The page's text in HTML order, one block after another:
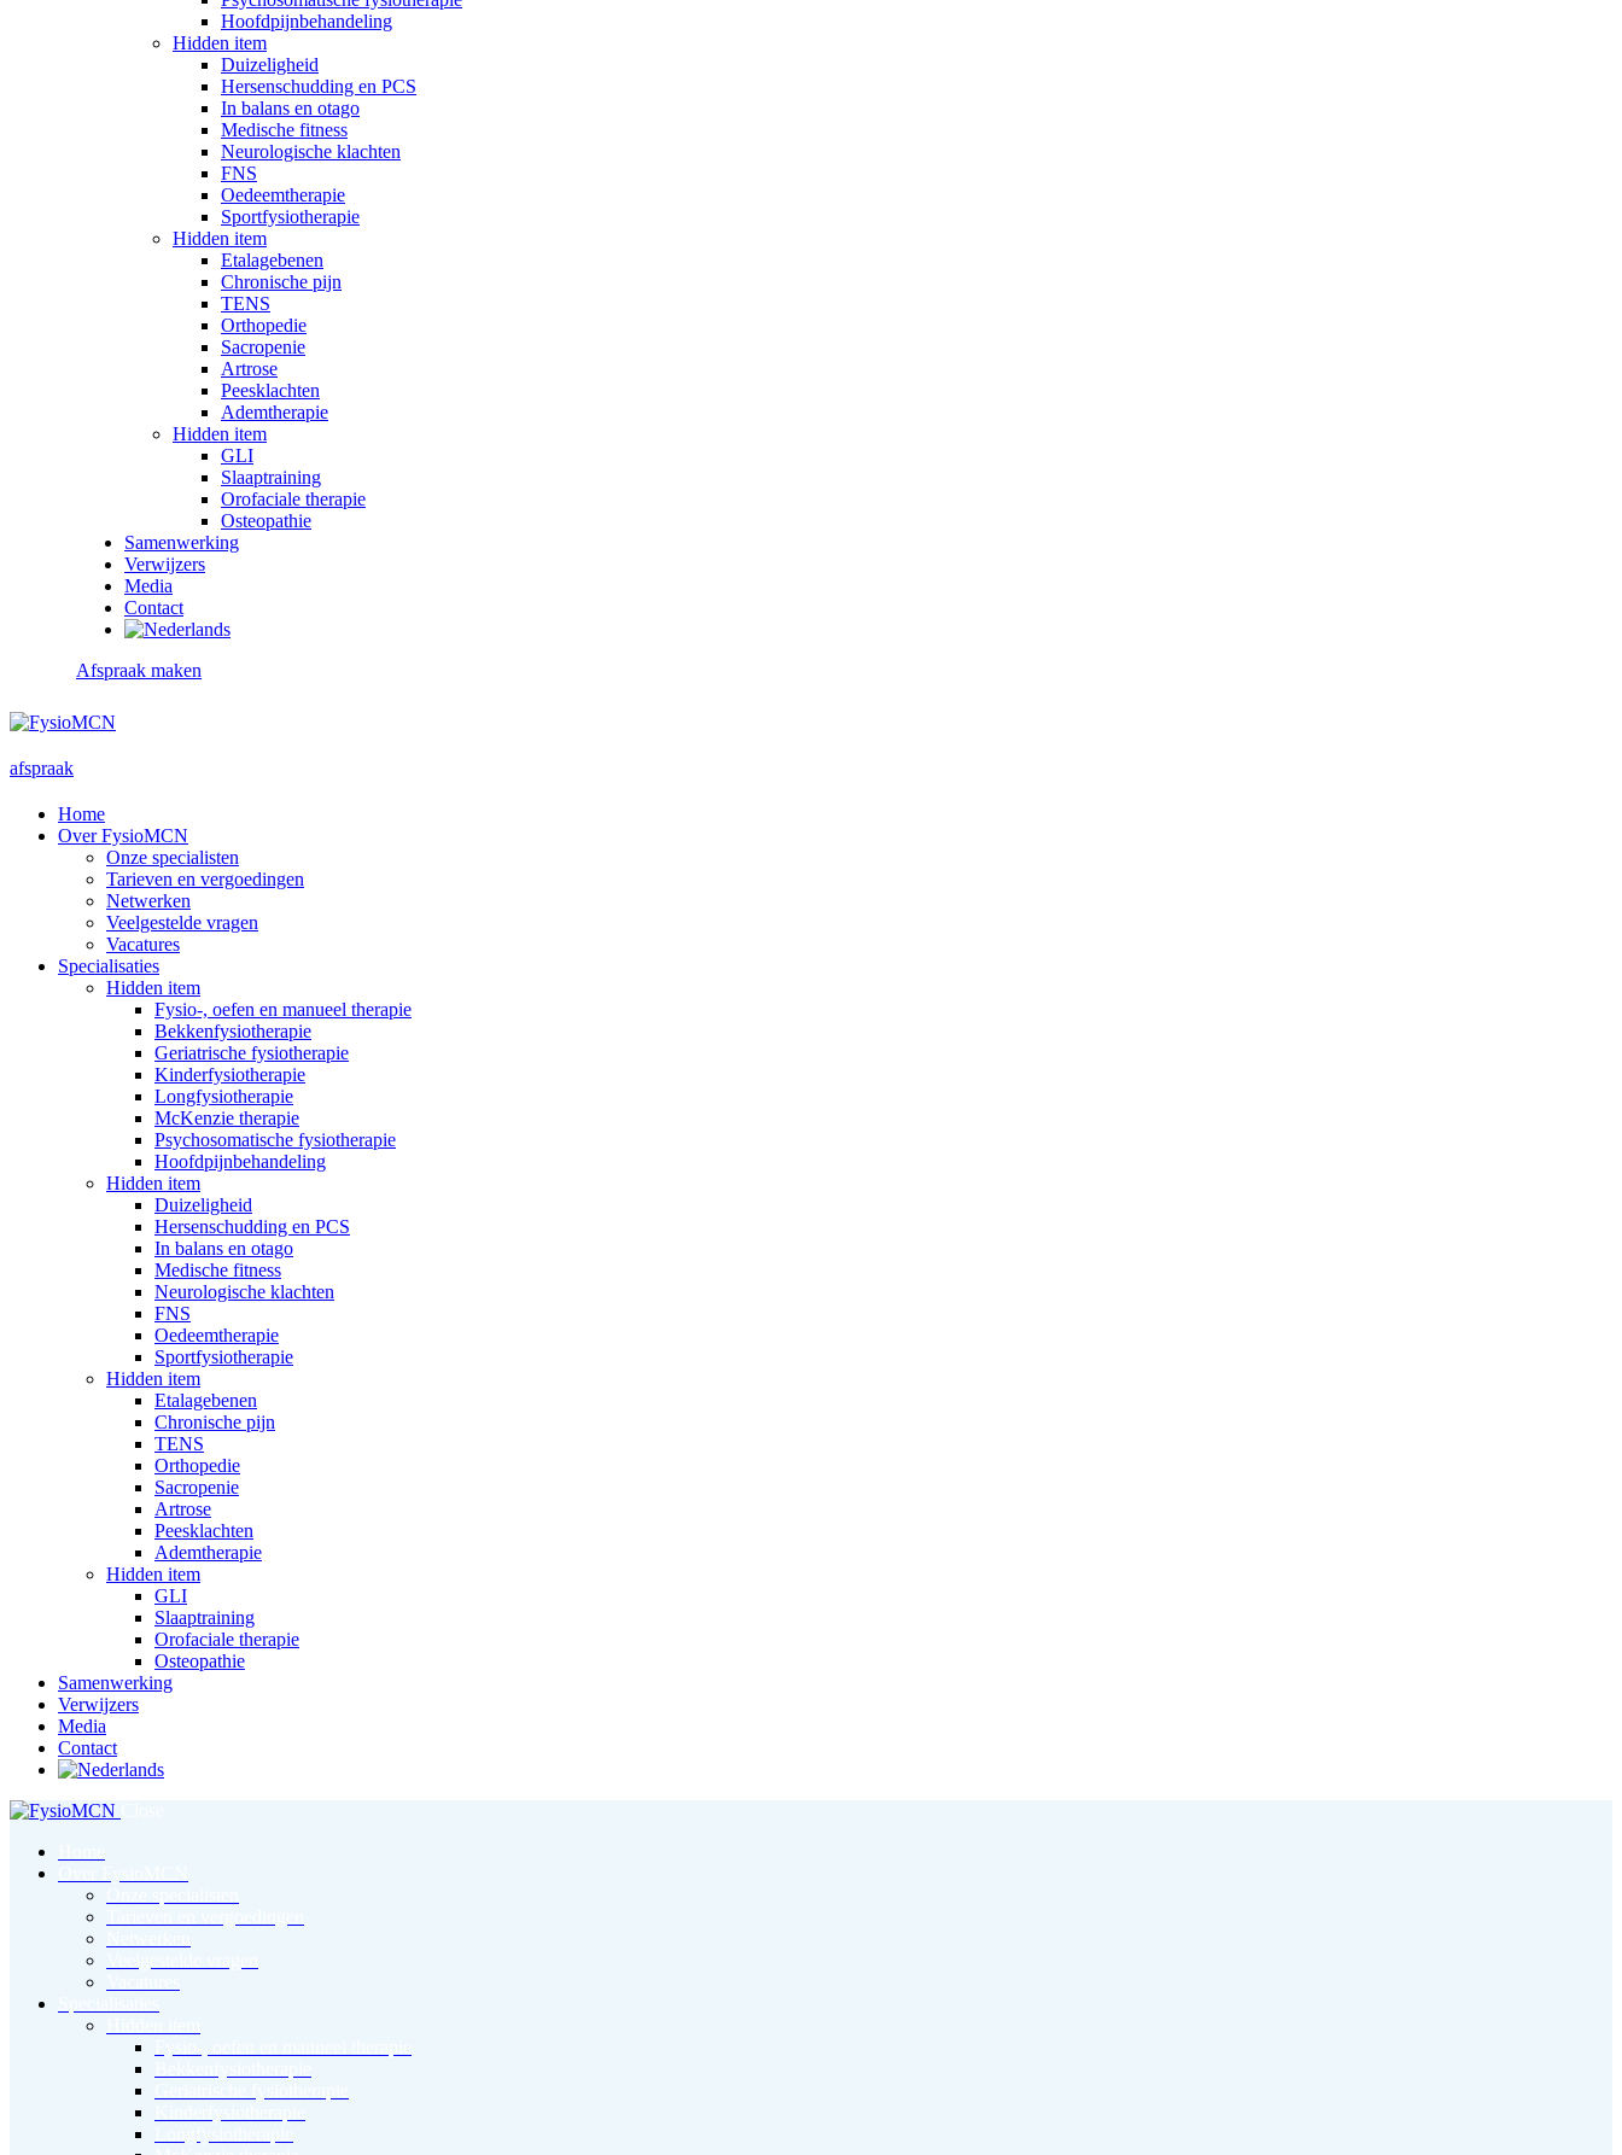
Hoofdpijnbehandeling
Hidden item
Duizeligheid
Hersenschudding en PCS
In balans en otago
Medische fitness
Neurologische klachten
FNS
Oedeemtherapie
Sportfysiotherapie
Hidden item
Etalagebenen
Chronische pijn
TENS
Orthopedie
Sacropenie
Artrose
Peesklachten
Ademtherapie
Hidden item
GLI
Slaaptraining
Orofaciale therapie
Osteopathie
Samenwerking
Verwijzers
Media
Contact
Afspraak maken
afspraak
Home
Over FysioMCN
Onze specialisten
Tarieven en vergoedingen
Netwerken
Veelgestelde vragen
Vacatures
Specialisaties
Hidden item
Fysio-, oefen en manueel therapie
Bekkenfysiotherapie
Geriatrische fysiotherapie
Kinderfysiotherapie
Longfysiotherapie
McKenzie therapie
Psychosomatische fysiotherapie
Hoofdpijnbehandeling
Hidden item
Duizeligheid
Hersenschudding en PCS
In balans en otago
Medische fitness
Neurologische klachten
FNS
Oedeemtherapie
Sportfysiotherapie
Hidden item
Etalagebenen
Chronische pijn
TENS
Orthopedie
Sacropenie
Artrose
Peesklachten
Ademtherapie
Hidden item
GLI
Slaaptraining
Orofaciale therapie
Osteopathie
Samenwerking
Verwijzers
Media
Contact